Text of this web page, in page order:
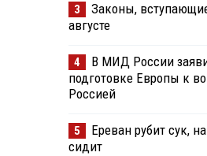
3
Законы,
августе
4
В МИД России
подготовке Европы к
Россией
5
Ереван рубит сук,
сидит